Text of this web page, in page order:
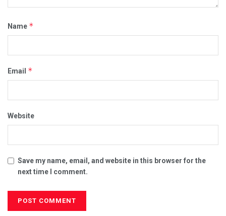
Name *
Email *
Website
Save my name, email, and website in this browser for the
next time I comment.